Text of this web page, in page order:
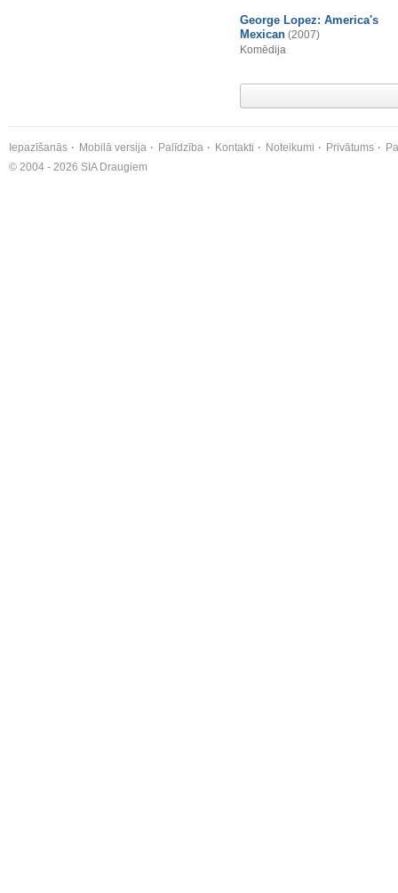
George Lopez: America's
Mexican (2007)
Komēdija
Iepazīšanās Mobilā versija Palīdzība Kontakti Noteikumi Privātums
© 2004 - 2026 SIA Draugiem